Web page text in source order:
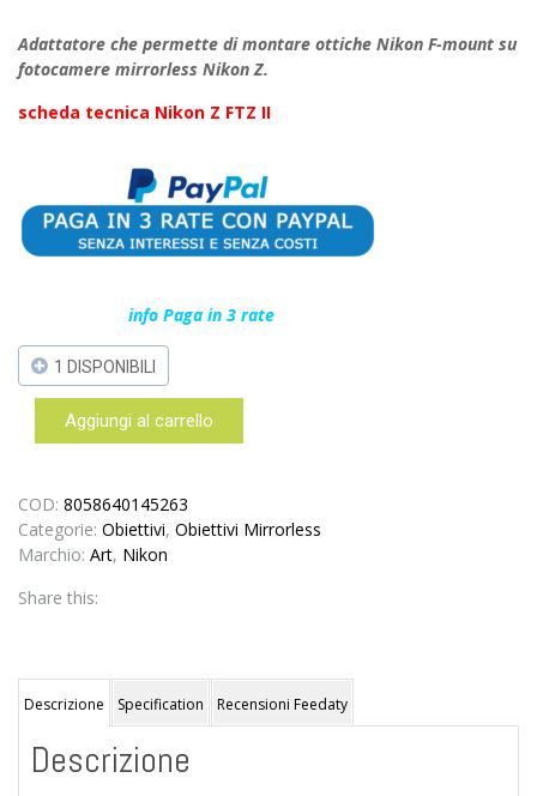
Adattatore che permette di montare ottiche Nikon F-mount su
fotocamere mirrorless Nikon Z.
scheda tecnica Nikon Z FTZ II
info Paga in 3 rate
1 DISPONIBILI
Nikon
adattatore
a
baionetta
Mount
Nital
Italia
anni
Aggiungi al carrello
COD: 8058640145263
Categorie: Obiettivi, Obiettivi Mirrorless
Marchio: Art, Nikon
Share this:
Descrizione Specification Recensioni Feedaty
Descrizione